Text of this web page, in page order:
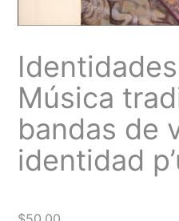
Música
bandas de
identidad